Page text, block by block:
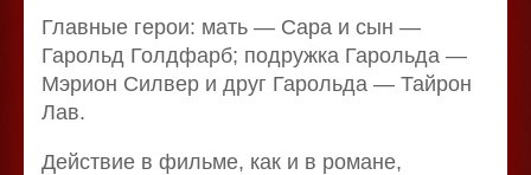
Главные герои: мать — Сара и сын —
Гарольд Голдфарб; подружка Гарольда —
Мэрион Силвер и друг Гарольда — Тайрон
Лав.
Действие в фильме, как и в романе,